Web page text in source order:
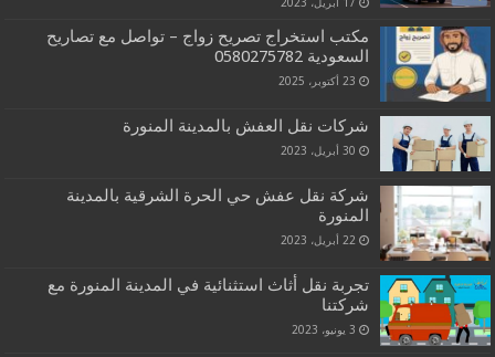
مكتب استخراج تصريح زواج – تواصل مع تصاريح
السعودية‎0580275782 ‎‏ ‏
23 أكتوبر، 2025
شركات نقل العفش بالمدينة المنورة
30 أبريل، 2023
شركة نقل عفش حي الحرة الشرقية بالمدينة
المنورة
22 أبريل، 2023
تجربة نقل أثاث استثنائية في المدينة المنورة مع
شركتنا
3 يونيو، 2023